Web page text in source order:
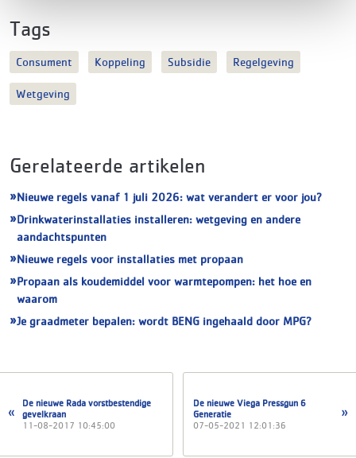
Tags
Consument Koppeling Subsidie Regelgeving
Wetgeving
Gerelateerde artikelen
Nieuwe regels vanaf 1 juli 2026: wat verandert er voor jou?
Drinkwaterinstallaties installeren: wetgeving en andere
aandachtspunten
Nieuwe regels voor installaties met propaan
Propaan als koudemiddel voor warmtepompen: het hoe en
waarom
Je graadmeter bepalen: wordt BENG ingehaald door MPG?
De nieuwe Rada vorstbestendige
gevelkraan
11-08-2017 10:45:00
De nieuwe Viega Pressgun 6
Generatie
07-05-2021 12:01:36